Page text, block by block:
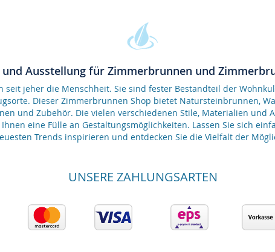
und Ausstellung für Zimmerbrunnen und
seit jeher die Menschheit. Sie sind fester Bestandteil der
Dieser Zimmerbrunnen Shop bietet Natursteinbrunnen,
und Zubehör. Die vielen verschiedenen Stile, Materialien und
eine Fülle an Gestaltungsmöglichkeiten. Lassen Sie sich
Trends inspirieren und entdecken Sie die Vielfalt der
UNSERE ZAHLUNGSARTEN